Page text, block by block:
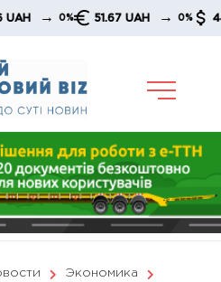
→ 0% 51.67 UAH → 0% 44.76
Экономика